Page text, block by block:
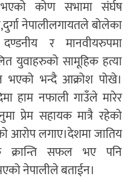
कोण सभामा संर्घष
नेपालीलगायतले बोलेका
र मानवीयरुपमा
युवाहरुको सामूहिक हत्या
भएको भन्दै आक्रोश पोखे।
हाम नफाली गाउँले मारेर
प्रेम सहायक मात्रै रहेको
आरोप लगाए।देशमा जातिय
क्रान्ति सफल भए पनि
नेपालीले बताईन।